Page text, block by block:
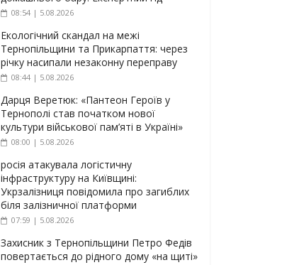
08:54 | 5.08.2026
Екологічний скандал на межі
Тернопільщини та Прикарпаття: через
річку насипали незаконну переправу
08:44 | 5.08.2026
Дарця Веретюк: «Пантеон Героїв у
Тернополі став початком нової
культури військової пам’яті в Україні»
08:00 | 5.08.2026
росія атакувала логістичну
інфраструктуру на Київщині:
Укрзалізниця повідомила про загиблих
біля залізничної платформи
07:59 | 5.08.2026
Захисник з Тернопільщини Петро Федів
повертається до рідного дому «на щиті»